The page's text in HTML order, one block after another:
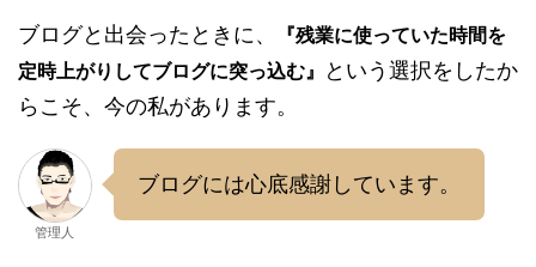
ブログと出会ったときに、
『残業に使っていた時間を
定時上がりしてブログに突っ込む』 という選択をしたか
らこそ、今の私があります。
管理人
ブログには心底感謝しています。